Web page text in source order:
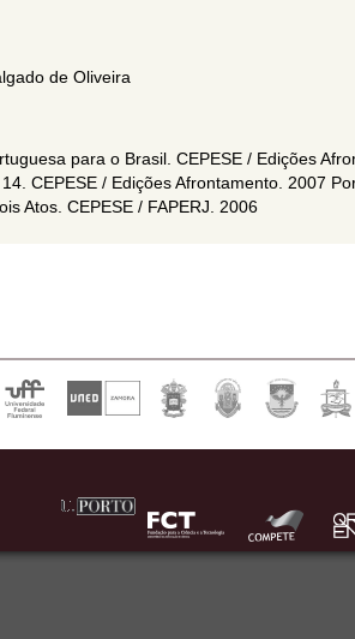
de Oliveira
para o Brasil. CEPESE / Edições
CEPESE / Edições Afrontamento. 2007
Atos. CEPESE / FAPERJ. 2006